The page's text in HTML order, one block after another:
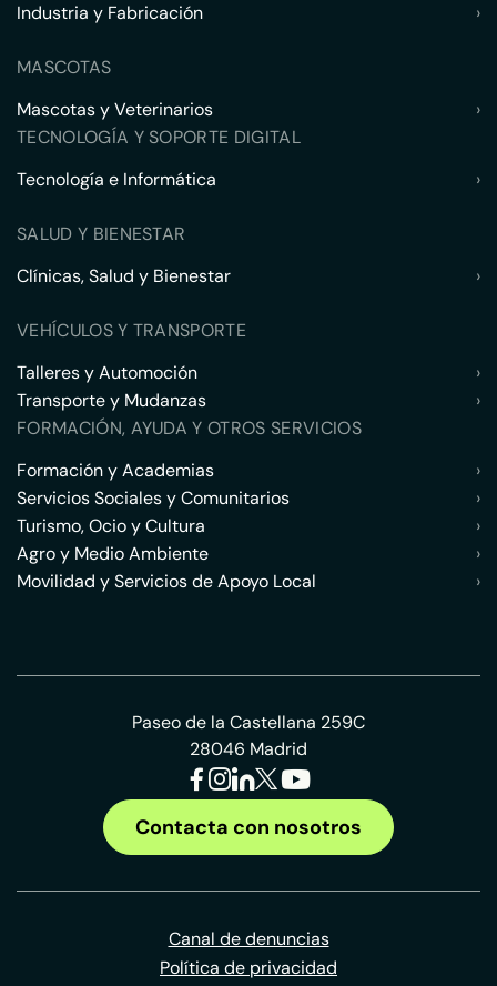
Industria y Fabricación
›
MASCOTAS
Mascotas y Veterinarios
›
TECNOLOGÍA Y SOPORTE DIGITAL
Tecnología e Informática
›
SALUD Y BIENESTAR
Clínicas, Salud y Bienestar
›
VEHÍCULOS Y TRANSPORTE
Talleres y Automoción
›
Transporte y Mudanzas
›
FORMACIÓN, AYUDA Y OTROS SERVICIOS
Formación y Academias
›
Servicios Sociales y Comunitarios
›
Turismo, Ocio y Cultura
›
Agro y Medio Ambiente
›
Movilidad y Servicios de Apoyo Local
›
Paseo de la Castellana 259C
28046 Madrid
Contacta con nosotros
Canal de denuncias
Política de privacidad